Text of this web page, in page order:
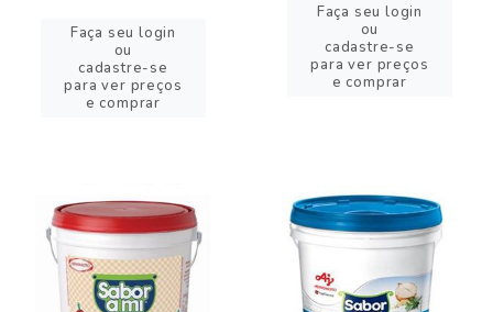
Faça seu login
ou
cadastre-se
para ver preços
e comprar
Faça seu login
ou
cadastre-se
para ver preços
e comprar